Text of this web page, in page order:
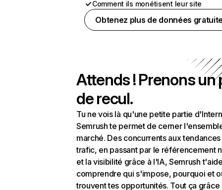
Comment ils monétisent leur site
Obtenez plus de données
Attends ! Prenons un
de recul.
Tu ne vois là qu'une petite partie
Semrush te permet de cerner
marché. Des concurrents aux
trafic, en passant par le référencement
et la visibilité grâce à l'IA, Semrush
comprendre qui s'impose, pourquoi et
trouvent tes opportunités. Tout ça grâce